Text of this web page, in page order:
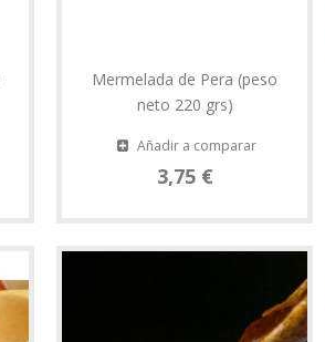
Mermelada de Pera (peso
neto 220 grs)
Añadir a comparar
3,75 €